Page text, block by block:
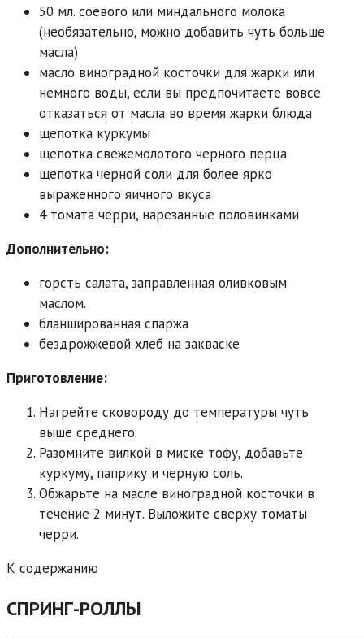
50 мл. соевого или миндального молока
(необязательно, можно добавить чуть больше
масла)
масло виноградной косточки для жарки или
немного воды, если вы предпочитаете вовсе
отказаться от масла во время жарки блюда
щепотка куркумы
щепотка свежемолотого черного перца
щепотка черной соли для более ярко
выраженного яичного вкуса
4 томата черри, нарезанные половинками
Дополнительно:
горсть салата, заправленная оливковым
маслом.
бланшированная спаржа
бездрожжевой хлеб на закваске
Приготовление:
Нагрейте сковороду до температуры чуть
выше среднего.
Разомните вилкой в миске тофу, добавьте
куркуму, паприку и черную соль.
Обжарьте на масле виноградной косточки в
течение 2 минут. Выложите сверху томаты
черри.
К содержанию
СПРИНГ-РОЛЛЫ